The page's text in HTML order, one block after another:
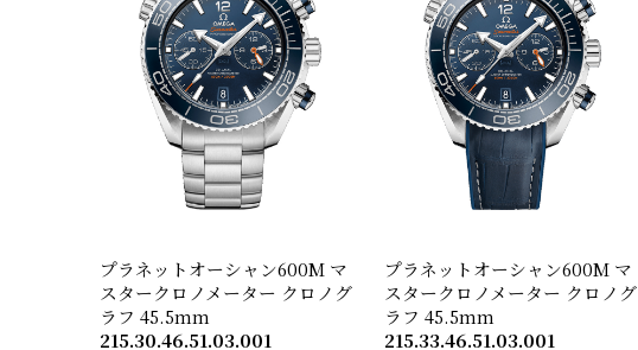
プラネットオーシャン600M マ
スタークロノメーター クロノグ
ラフ 45.5mm
215.30.46.51.03.001
プラネットオーシャン600M マ
スタークロノメーター クロノグ
ラフ 45.5mm
215.33.46.51.03.001